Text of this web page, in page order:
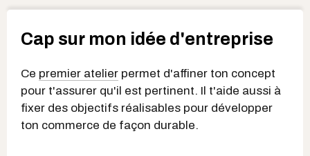
Cap sur mon idée d'entreprise
Ce premier atelier permet d'affiner ton concept
pour t'assurer qu'il est pertinent. Il t'aide aussi à
fixer des objectifs réalisables pour développer
ton commerce de façon durable.